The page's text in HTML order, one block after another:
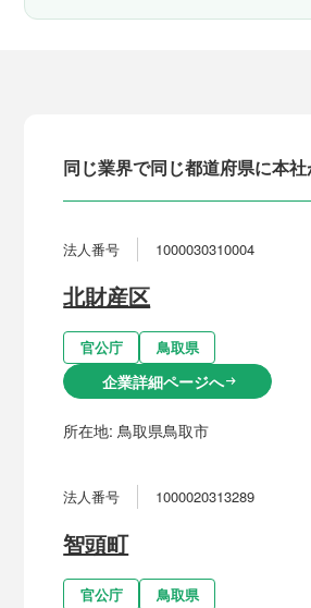
同じ業界で同じ都道府県に本
法人番号 1000030310004
北財産区
官公庁 鳥取県
企業詳細ページへarrow_right_alt
所在地: 鳥取県鳥取市
法人番号 1000020313289
智頭町
官公庁 鳥取県